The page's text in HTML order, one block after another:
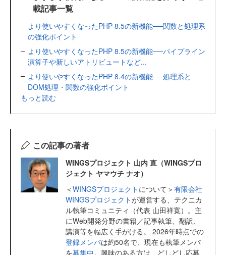
載記事一覧
より使いやすくなったPHP 8.5の新機能──関数と処理系
の強化ポイント
より使いやすくなったPHP 8.5の新機能──パイプライン
演算子や新しいアトリビュートなど...
より使いやすくなったPHP 8.4の新機能──処理系と
DOM処理・関数の強化ポイント
もっと読む
この記事の著者
WINGSプロジェクト 山内 直（WINGSプロ
ジェクト ヤマウチ ナオ）
＜WINGSプロジェクト について＞有限会社
WINGSプロジェクトが運営する、テクニカ
ル執筆コミュニティ（代表 山田祥寛）。主
にWeb開発分野の書籍／記事執筆、翻訳、
講演等を幅広く手がける。 2026年時点での
登録メンバは約50名で、現在も執筆メンバ
を募集中。興味のある方は、どしどし応募